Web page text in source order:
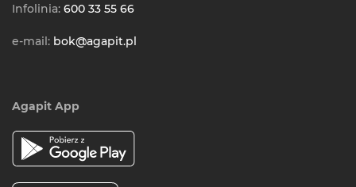
Infolinia: 600 33 55 66
e-mail: bok@agapit.pl
Agapit App